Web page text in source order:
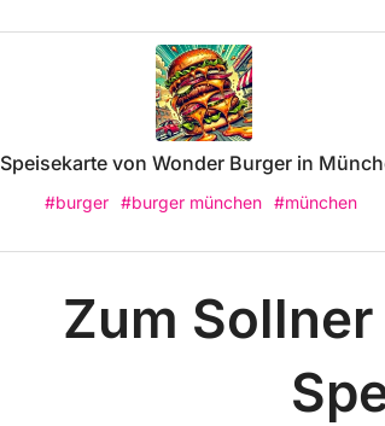
Speisekarte von Wonder Burger in
#burger #burger münchen #münchen
Zum